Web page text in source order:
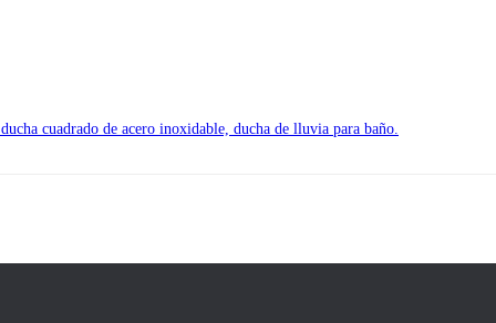
cuadrado de acero inoxidable, ducha de lluvia para baño.